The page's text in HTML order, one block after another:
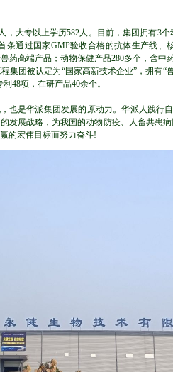
大专以上学历582人。目前，集团拥有3
通过国家GMP验收合格的抗体生产线、
高端产品；动物保健产品280多个，含中
集团被认定为“国家高新技术企业”，拥有“
48项，在研产品40余个。
也是华派集团发展的原动力。华派人践行
发展战略，为我国的动物防疫、人畜共患
的宏伟目标而努力奋斗!